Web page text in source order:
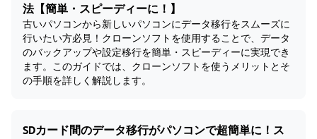
法【簡単・スピーディーに！】
古いパソコンから新しいパソコンにデータ移行をスムーズに
行いたい方必見！クローンソフトを使用することで、データ
のバックアップや設定移行を簡単・スピーディーに実現でき
ます。このガイドでは、クローンソフトを使うメリットとそ
の手順を詳しく解説します。
SDカード間のデータ移行がパソコンで超簡単に！ス